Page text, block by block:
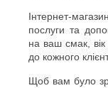
Інтернет-
послуги та
на ваш смак,
до кожного
Щоб вам було